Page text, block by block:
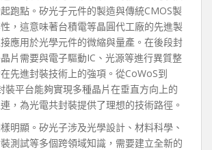
跑點。矽光子元件的製造與傳統CMOS製
，這意味著台積電等晶圓代工廠的先進製
應用於光學元件的微縮與量產。在後段封
片需要與電子驅動IC、光源等進行異質整
先進封裝技術上的強項。從CoWoS到
裝平台能夠實現多種晶片在垂直方向上的
，為光電共封裝提供了理想的技術路徑。
明顯。矽光子涉及光學設計、材料科學、
測試等多個跨領域知識，需要建立全新的